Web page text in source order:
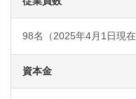
98名（2025年4月1日現在
資本金